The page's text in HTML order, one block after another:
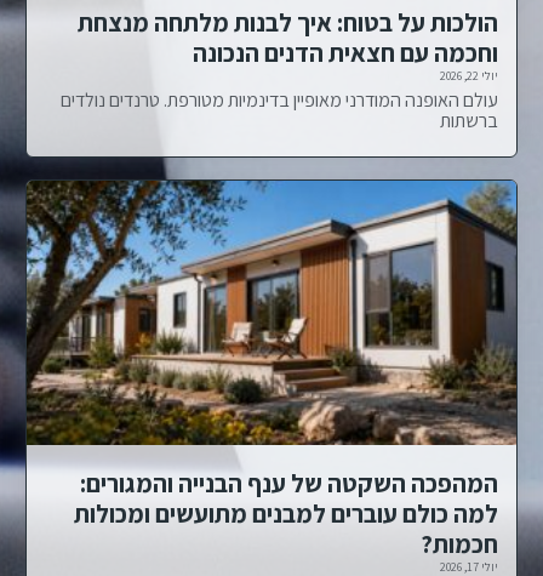
הולכות על בטוח: איך לבנות מלתחה מנצחת
וחכמה עם חצאית הדנים הנכונה
יולי 22, 2026
עולם האופנה המודרני מאופיין בדינמיות מטורפת. טרנדים נולדים
ברשתות
המהפכה השקטה של ענף הבנייה והמגורים:
למה כולם עוברים למבנים מתועשים ומכולות
חכמות?
יולי 17, 2026